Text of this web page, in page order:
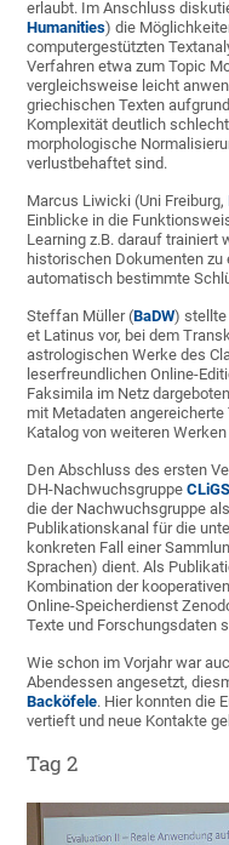
erlaubt. Im Anschluss
Humanities) die
computergestützten
Verfahren etwa zum Topic
vergleichsweise leicht
griechischen Texten
Komplexität deutlich
morphologische
verlustbehaftet sind.
Marcus Liwicki (Uni Freiburg,
Einblicke in die
Learning z.B. darauf trainiert
historischen Dokumenten zu
automatisch bestimmte
Steffan Müller (BaDW) stellte
et Latinus vor, bei dem
astrologischen Werke des
leserfreundlichen Online-
Faksimila im Netz
mit Metadaten
Katalog von weiteren
Den Abschluss des ersten
DH-NachwuchsgruppeCLiGS
die der Nachwuchsgruppe
Publikationskanal für die
konkreten Fall einer
Sprachen) dient. Als
Kombination der
Online-Speicherdienst
Texte und Forschungsdaten
Wie schon im Vorjahr war
Abendessen angesetzt,
Backöfele. Hier konnten die
vertieft und neue Kontakte
Tag 2